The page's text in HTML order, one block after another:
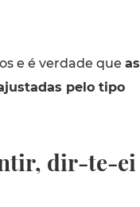
e é verdade que as
pelo tipo
dir-te-ei